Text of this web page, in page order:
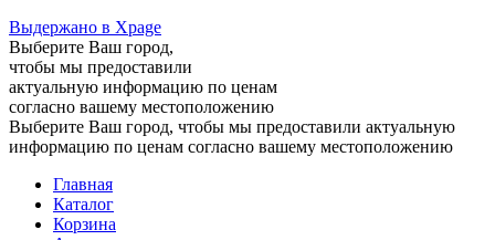
Выдержано в Xpage
Выберите Ваш город,
чтобы мы предоставили
актуальную информацию по ценам
согласно вашему местоположению
Выберите Ваш город, чтобы мы предоставили актуальную
информацию по ценам согласно вашему местоположению
Главная
Каталог
Корзина